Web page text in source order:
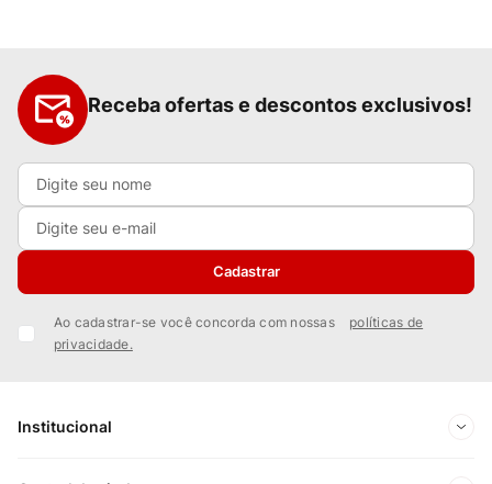
Receba ofertas e descontos exclusivos!
Cadastrar
Ao cadastrar-se você concorda com nossas
políticas de
privacidade.
Institucional
Sobre Nós